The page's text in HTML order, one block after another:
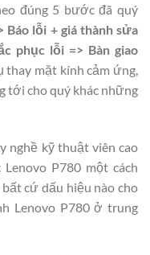
đúng 5 bước đã quý
Báo lỗi + giá thành sửa
phục lỗi => Bàn giao
thay mặt kính cảm ứng,
tới cho quý khác những
nghề kỹ thuật viên cao
P780 một cách
cứ dấu hiệu nào cho
Lenovo P780 ở trung